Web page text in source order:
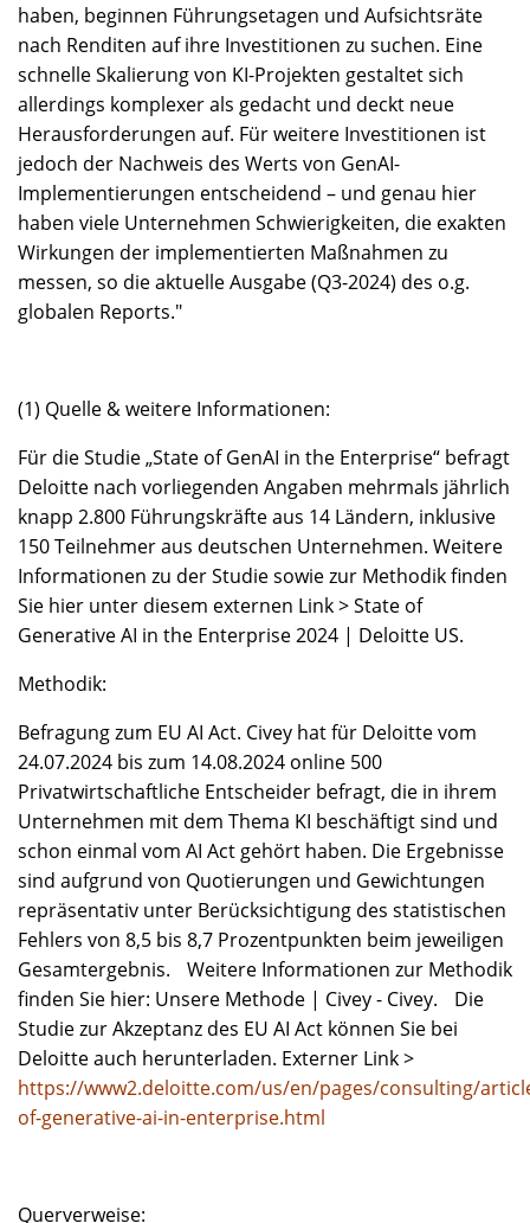
haben, beginnen Führungsetagen und Aufsichtsräte
nach Renditen auf ihre Investitionen zu suchen. Eine
schnelle Skalierung von KI-Projekten gestaltet sich
allerdings komplexer als gedacht und deckt neue
Herausforderungen auf. Für weitere Investitionen ist
jedoch der Nachweis des Werts von GenAI-
Implementierungen entscheidend – und genau hier
haben viele Unternehmen Schwierigkeiten, die exakten
Wirkungen der implementierten Maßnahmen zu
messen, so die aktuelle Ausgabe (Q3-2024) des o.g.
globalen Reports."
(1) Quelle & weitere Informationen:
Für die Studie „State of GenAI in the Enterprise“ befragt
Deloitte nach vorliegenden Angaben mehrmals jährlich
knapp 2.800 Führungskräfte aus 14 Ländern, inklusive
150 Teilnehmer aus deutschen Unternehmen. Weitere
Informationen zu der Studie sowie zur Methodik finden
Sie hier unter diesem externen Link > State of
Generative AI in the Enterprise 2024 | Deloitte US.
Methodik:
Befragung zum EU AI Act. Civey hat für Deloitte vom
24.07.2024 bis zum 14.08.2024 online 500
Privatwirtschaftliche Entscheider befragt, die in ihrem
Unternehmen mit dem Thema KI beschäftigt sind und
schon einmal vom AI Act gehört haben. Die Ergebnisse
sind aufgrund von Quotierungen und Gewichtungen
repräsentativ unter Berücksichtigung des statistischen
Fehlers von 8,5 bis 8,7 Prozentpunkten beim jeweiligen
Gesamtergebnis. Weitere Informationen zur Methodik
finden Sie hier: Unsere Methode | Civey - Civey. Die
Studie zur Akzeptanz des EU AI Act können Sie bei
Deloitte auch herunterladen. Externer Link >
https://www2.deloitte.com/us/en/pages/consulting/
of-generative-ai-in-enterprise.html
Querverweise: